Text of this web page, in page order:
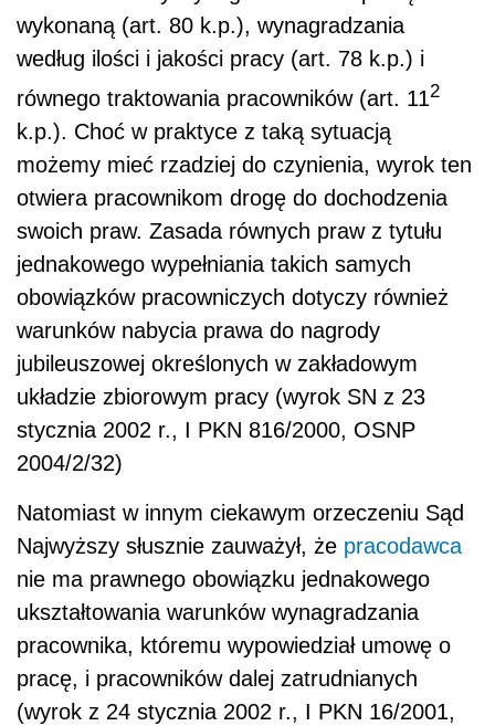
wykonaną (art. 80 k.p.), wynagradzania
według ilości i jakości pracy (art. 78 k.p.) i
równego traktowania pracowników (art. 112
k.p.). Choć w praktyce z taką sytuacją
możemy mieć rzadziej do czynienia, wyrok ten
otwiera pracownikom drogę do dochodzenia
swoich praw. Zasada równych praw z tytułu
jednakowego wypełniania takich samych
obowiązków pracowniczych dotyczy również
warunków nabycia prawa do nagrody
jubileuszowej określonych w zakładowym
układzie zbiorowym pracy (wyrok SN z 23
stycznia 2002 r., I PKN 816/2000, OSNP
2004/2/32)
Natomiast w innym ciekawym orzeczeniu Sąd
Najwyższy słusznie zauważył, że pracodawca
nie ma prawnego obowiązku jednakowego
ukształtowania warunków wynagradzania
pracownika, któremu wypowiedział umowę o
pracę, i pracowników dalej zatrudnianych
(wyrok z 24 stycznia 2002 r., I PKN 16/2001,